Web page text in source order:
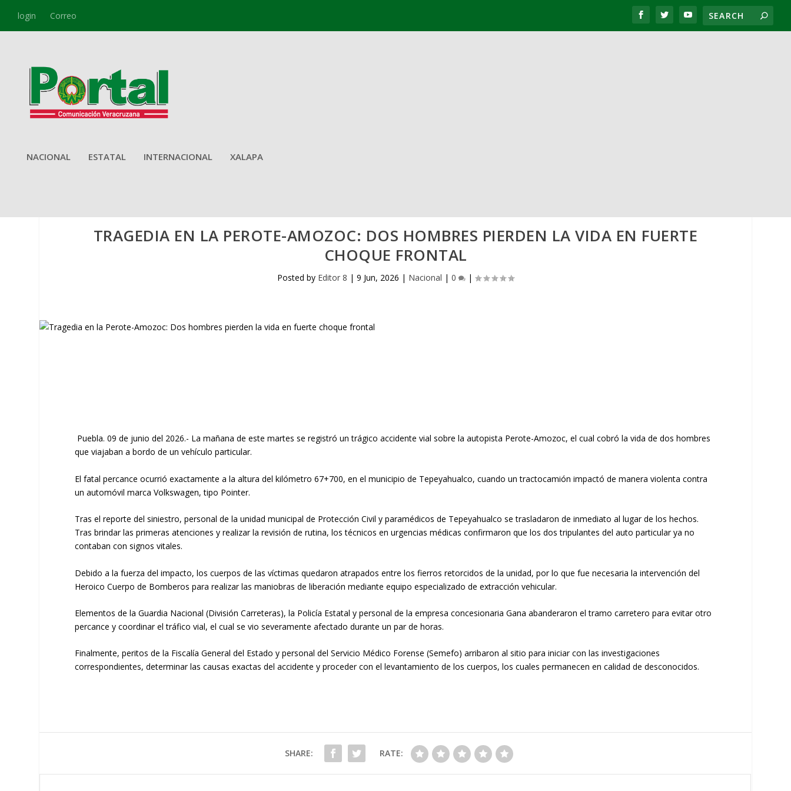
login Correo
NACIONAL ESTATAL INTERNACIONAL XALAPA
TRAGEDIA EN LA PEROTE-AMOZOC: DOS HOMBRES PIERDEN LA VIDA EN FUERTE
CHOQUE FRONTAL
Posted by Editor 8 | 9 Jun, 2026 | Nacional | 0 |
Puebla. 09 de junio del 2026.- La mañana de este martes se registró un trágico accidente vial sobre la autopista Perote-Amozoc, el cual cobró la vida de dos hombres
que viajaban a bordo de un vehículo particular.
​El fatal percance ocurrió exactamente a la altura delkilómetro 67+700, en el municipio de Tepeyahualco, cuando un tractocamión impactó de manera violenta contra
un automóvil marca Volkswagen, tipo Pointer.
​Tras el reporte del siniestro, personal de la unidad municipal de Protección Civil y paramédicos de Tepeyahualco se trasladaron de inmediato al lugar de los hechos.
Tras brindar las primeras atenciones y realizar la revisión de rutina, los técnicos en urgencias médicas confirmaron que los dos tripulantes del auto particular ya no
contaban con signos vitales.
​Debido a la fuerza del impacto, los cuerpos de las víctimas quedaron atrapados entre los fierros retorcidos de la unidad, por lo que fue necesaria la intervención del
Heroico Cuerpo de Bomberos para realizar las maniobras de liberación mediante equipo especializado de extracción vehicular.
​Elementos de laGuardia Nacional (División Carreteras), la Policía Estatal y personal de la empresa concesionaria Gana abanderaron el tramo carretero para evitar otro
percance y coordinar el tráfico vial, el cual se vio severamente afectado durante un par de horas.
​Finalmente, peritos de la Fiscalía General del Estado y personal delServicio Médico Forense (Semefo) arribaron al sitio para iniciar con las investigaciones
correspondientes, determinar las causas exactas del accidente y proceder con el levantamiento de los cuerpos, los cuales permanecen en calidad de desconocidos.
SHARE: RATE: